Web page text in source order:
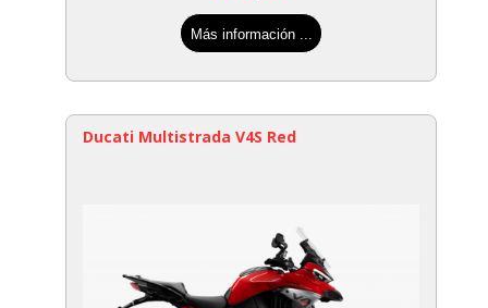
Más información ...
Ducati Multistrada V4S Red